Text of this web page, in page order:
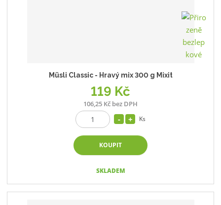
Müsli Classic - Hravý mix 300 g Mixit
119 Kč
106,25 Kč bez DPH
Ks
KOUPIT
SKLADEM